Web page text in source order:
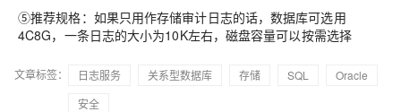
⑤推荐规格：如果只用作存储审计日志的话，数据库可选用
4C8G，一条日志的大小为10K左右，磁盘容量可以按需选择
文章标签： 日志服务 关系型数据库 存储 SQL
Oracle
安全